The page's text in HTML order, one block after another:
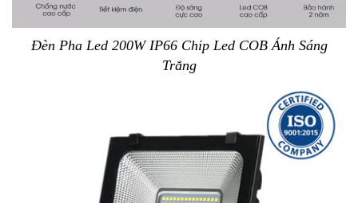
Đèn Pha Led 200W IP66 Chip Led COB Ánh Sáng
Trắng